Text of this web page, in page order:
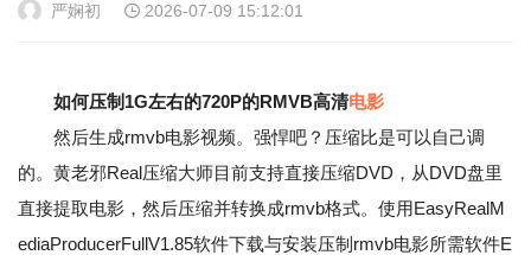
严娴初 2026-07-09 15:12:01
如何压制1G左右的720P的RMVB高清电影
然后生成rmvb电影视频。强悍吧？压缩比是可以自己调
的。黄老邪Real压缩大师目前支持直接压缩DVD，从DVD盘里
直接提取电影，然后压缩并转换成rmvb格式。使用EasyRealM
ediaProducerFullV1.85软件下载与安装压制rmvb电影所需软件E